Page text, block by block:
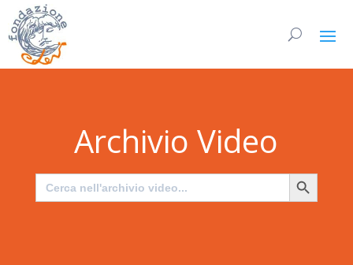
Archivio Video
Search
for:
Search Button